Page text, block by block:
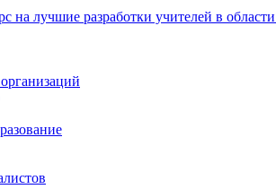
лучшие разработки учителей в